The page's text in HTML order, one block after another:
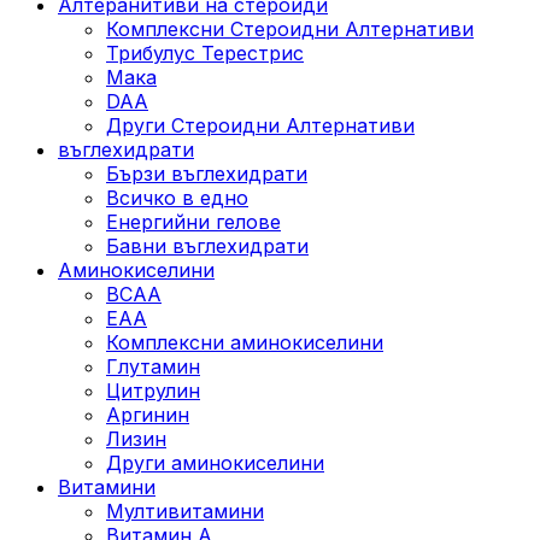
Комплексни Стероидни Алтернативи
Трибулус Терестрис
Maка
DAA
Други Стероидни Алтернативи
въглехидрати
Бързи въглехидрати
Всичко в едно
Енергийни гелове
Бавни въглехидрати
Аминокиселини
BCAA
EAA
Комплексни аминокиселини
Глутамин
Цитрулин
Аргинин
Лизин
Други аминокиселини
Витамини
Мултивитамини
Витамин А